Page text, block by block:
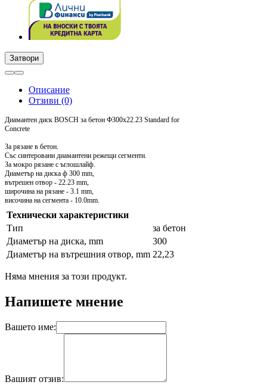
Затвори
Описание
Отзиви (0)
Диамантен диск BOSCH за бетон Ф300х22.23 Standard for
Concrete
За рязане в бетон.
Със синтеровани диамантени режещи сегменти.
За мокро рязане с ъглошлайф.
Диаметър на диска ф 300 mm,
вътрешен отвор - 22.23 mm,
широчина на рязане - 3.1 mm,
височина на сегмента - 10.0mm.
Технически характеристики
Тип
за бетон
Диаметър на диска, mm
300
Диаметър на вътрешния отвор, mm 22,23
Няма мнения за този продукт.
Напишете мнение
Вашето име:
Вашият отзив: